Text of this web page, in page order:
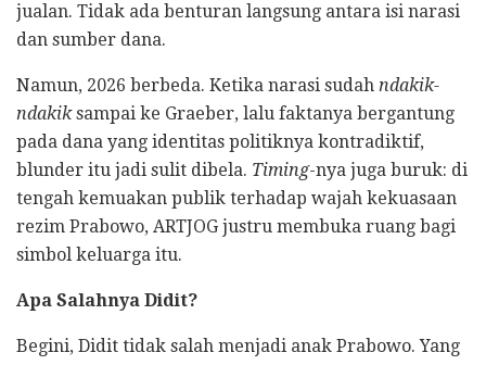
jualan. Tidak ada benturan langsung antara isi narasi
dan sumber dana.
Namun, 2026 berbeda. Ketika narasi sudah ndakik-
ndakiksampai ke Graeber, lalu faktanya bergantung
pada dana yang identitas politiknya kontradiktif,
blunder itu jadi sulit dibela. Timing-nya juga buruk: di
tengah kemuakan publik terhadap wajah kekuasaan
rezim Prabowo, ARTJOG justru membuka ruang bagi
simbol keluarga itu.
Apa Salahnya Didit?
Begini, Didit tidak salah menjadi anak Prabowo. Yang